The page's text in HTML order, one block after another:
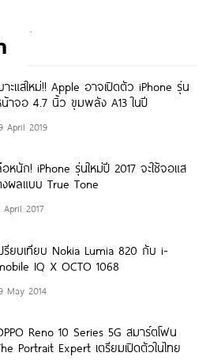
าะแสใหม่!! Apple อาจเปิดตัว iPhone รุ่น
าจอ 4.7 นิ้ว ขุมพลัง A13 ในปี
April 2019
หนัก! iPhone รุ่นใหม่ปี 2017 จะใช้จอแส
ผลแบบ True Tone
April 2017
รียบเทียบ Nokia Lumia 820 กับ i-
IQ X OCTO 1068
May 2014
Reno 10 Series 5G สมาร์ตโฟน
Portrait Expert เตรียมเปิดตัวในไทย